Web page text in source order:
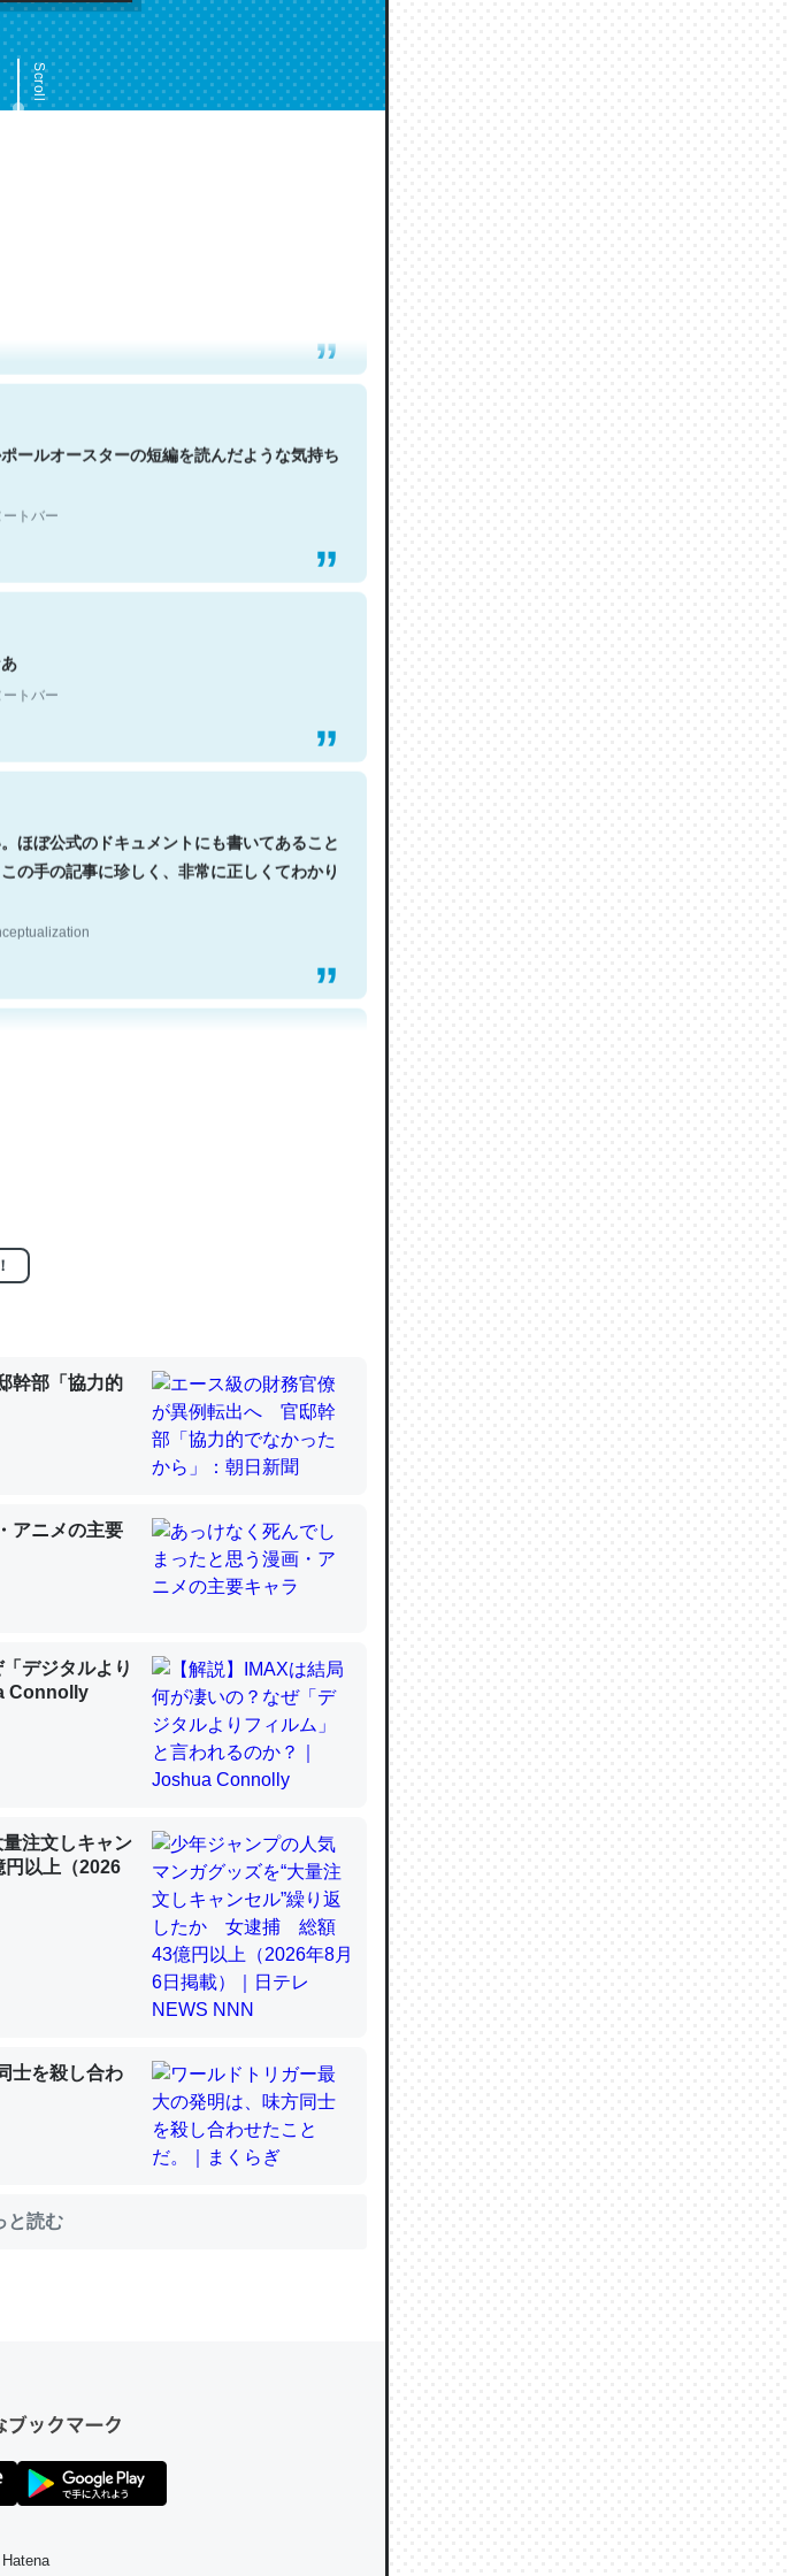
Scroll
なと凄く思う。英語少しでも読める人は原文
Go. Then Covid hit. Shit.
トバー
ールオースターの短編を読んだような気持ち
トバー
トバー
ほぼ公式のドキュメントにも書いてあること
の手の記事に珍しく、非常に正しくてわかり
ページ分くらい。小説でいう「ずっと前
うには多い分量。進化すればするほど分かり
はなぜ海にいないのか」に関する新仮説
てて両方に不利だから両方が拮抗してるので
トガニ・ウミグモ）はカルシウムを使わずキ
脊椎動物と貝類は苦労してるんだな…。腹足
はなぜ海にいないのか」に関する新仮説
いてる。ぼちぼちRingも置こうかと画策
ると1週間とかの人が多いそうだけど、それ
……
ITツール導入でコミュニケーションが劇的に変化し
幹部「協力的
アニメの主要
デジタルより
Connolly
注文しキャン
以上（2026
士を殺し合わ
と読む